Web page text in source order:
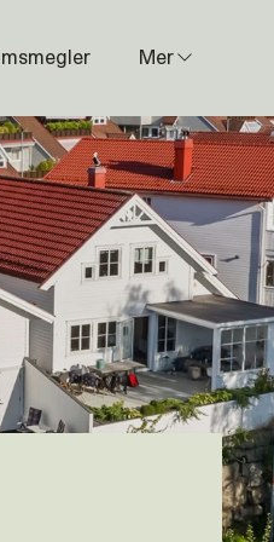
Mer
Prisstatistikk
Næring
Nybygg
Magasin
Om oss
Åpenhetsloven
Prisliste
Karriere